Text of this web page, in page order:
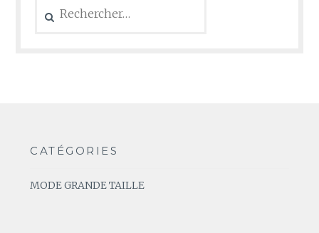
CATÉGORIES
MODE GRANDE TAILLE